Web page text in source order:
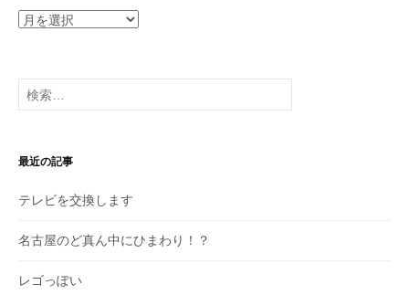
過
投
稿
検
索:
最近の記事
テレビを交換します
名古屋のど真ん中にひまわり！？
レゴっぽい